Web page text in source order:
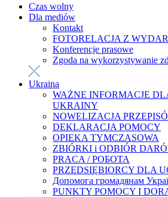
Czas wolny
Dla mediów
Kontakt
FOTORELACJA Z
Konferencje prasowe
Zgoda na wykorzystywanie
Ukraina
WAŻNE INFORMACJE
UKRAINY
NOWELIZACJA
DEKLARACJA POMOCY
OPIEKA TYMCZASOWA
ZBIÓRKI i ODBIÓR
PRACA / РОБОТА
PRZEDSIĘBIORCY DLA
Допомога громадянам
PUNKTY POMOCY I